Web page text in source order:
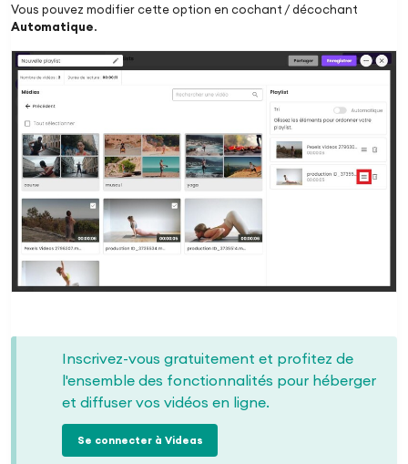
Vous pouvez modifier cette option en cochant / décochant
Automatique.
Inscrivez-vous gratuitement et profitez de
l'ensemble des fonctionnalités pour héberger
et diffuser vos vidéos en ligne.
Se connecter à Videas